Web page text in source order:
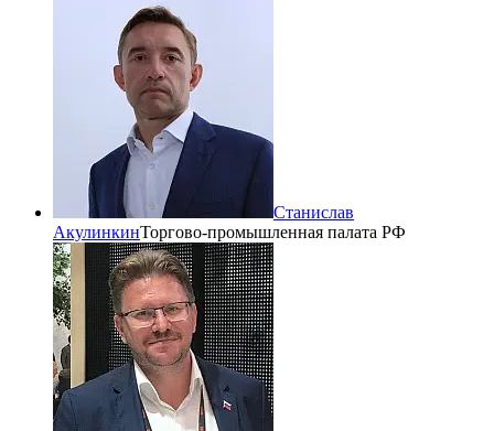
Станислав
АкулинкинТоргово-промышленная палата РФ